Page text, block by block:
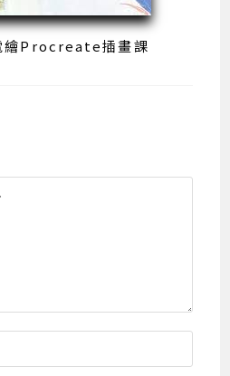
繪Procreate插畫課